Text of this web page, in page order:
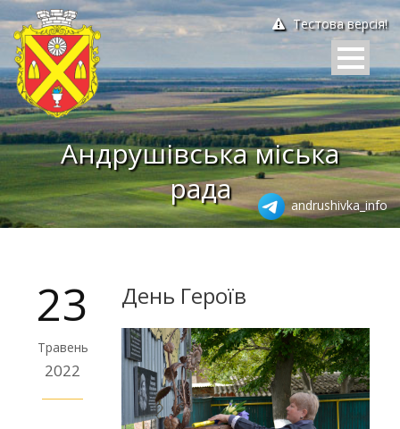
Тестова версія!
Андрушівська міська
рада
andrushivka_info
23
Травень
2022
День Героїв